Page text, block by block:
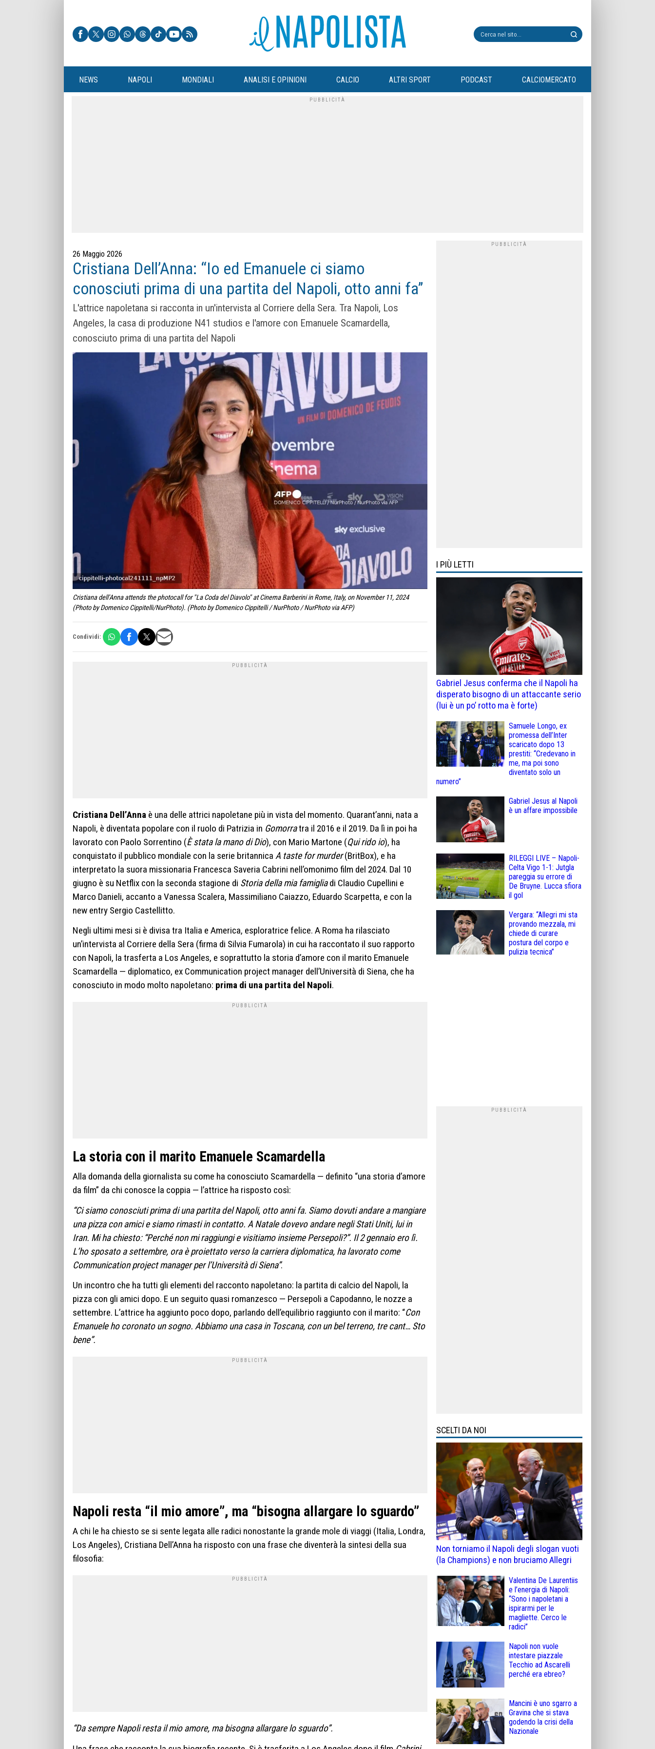
NEWS NAPOLI MONDIALI ANALISI E OPINIONI CALCIO ALTRI SPORT PODCAST CALCIOMERCATO
26 Maggio 2026
Cristiana Dell’Anna: “Io ed Emanuele ci siamo
conosciuti prima di una partita del Napoli, otto anni fa”
L'attrice napoletana si racconta in un'intervista al Corriere della Sera. Tra Napoli, Los
Angeles, la casa di produzione N41 studios e l'amore con Emanuele Scamardella,
conosciuto prima di una partita del Napoli
Cristiana dell'Anna attends the photocall for ''La Coda del Diavolo'' at Cinema Barberini in Rome, Italy, on November 11, 2024
(Photo by Domenico Cippitelli/NurPhoto). (Photo by Domenico Cippitelli / NurPhoto / NurPhoto via AFP)
Condividi:
Cristiana Dell’Anna è una delle attrici napoletane più in vista del momento. Quarant’anni, nata a
Napoli, è diventata popolare con il ruolo di Patrizia in Gomorratra il 2016 e il 2019. Da lì in poi ha
lavorato con Paolo Sorrentino (È stata la mano di Dio), con Mario Martone (Qui rido io), ha
conquistato il pubblico mondiale con la serie britannica A taste for murder(BritBox), e ha
interpretato la suora missionaria Francesca Saveria Cabrini nell’omonimo film del 2024. Dal 10
giugno è su Netflix con la seconda stagione di Storia della mia famigliadi Claudio Cupellini e
Marco Danieli, accanto a Vanessa Scalera, Massimiliano Caiazzo, Eduardo Scarpetta, e con la
new entry Sergio Castellitto.
Negli ultimi mesi si è divisa tra Italia e America, esploratrice felice. A Roma ha rilasciato
un’intervista al Corriere della Sera (firma di Silvia Fumarola) in cui ha raccontato il suo rapporto
con Napoli, la trasferta a Los Angeles, e soprattutto la storia d’amore con il marito Emanuele
Scamardella — diplomatico, ex Communication project manager dell’Università di Siena, che ha
conosciuto in modo molto napoletano: prima di una partita del Napoli.
La storia con il marito Emanuele Scamardella
Alla domanda della giornalista su come ha conosciuto Scamardella — definito “una storia d’amore
da film” da chi conosce la coppia — l’attrice ha risposto così:
“Ci siamo conosciuti prima di una partita del Napoli, otto anni fa. Siamo dovuti andare a mangiare
una pizza con amici e siamo rimasti in contatto. A Natale dovevo andare negli Stati Uniti, lui in
Iran. Mi ha chiesto: “Perché non mi raggiungi e visitiamo insieme Persepoli?”. Il 2 gennaio ero lì.
L’ho sposato a settembre, ora è proiettato verso la carriera diplomatica, ha lavorato come
Communication project manager per l’Università di Siena”.
Un incontro che ha tutti gli elementi del racconto napoletano: la partita di calcio del Napoli, la
pizza con gli amici dopo. E un seguito quasi romanzesco — Persepoli a Capodanno, le nozze a
settembre. L’attrice ha aggiunto poco dopo, parlando dell’equilibrio raggiunto con il marito: “Con
Emanuele ho coronato un sogno. Abbiamo una casa in Toscana, con un bel terreno, tre cant… Sto
bene”.
Napoli resta “il mio amore”, ma “bisogna allargare lo sguardo”
A chi le ha chiesto se si sente legata alle radici nonostante la grande mole di viaggi (Italia, Londra,
Los Angeles), Cristiana Dell’Anna ha risposto con una frase che diventerà la sintesi della sua
filosofia:
“Da sempre Napoli resta il mio amore, ma bisogna allargare lo sguardo”.
I PIÙ LETTI
Gabriel Jesus conferma che il Napoli ha
disperato bisogno di un attaccante serio
(lui è un po’ rotto ma è forte)
Samuele Longo, ex
promessa dell’Inter
scaricato dopo 13
prestiti: “Credevano in
me, ma poi sono
diventato solo un
numero”
Gabriel Jesus al Napoli
è un affare impossibile
RILEGGI LIVE – Napoli-
Celta Vigo 1-1: Jutgla
pareggia su errore di
De Bruyne. Lucca sfiora
il gol
Vergara: “Allegri mi sta
provando mezzala, mi
chiede di curare
postura del corpo e
pulizia tecnica”
SCELTI DA NOI
Non torniamo il Napoli degli slogan vuoti
(la Champions) e non bruciamo Allegri
Valentina De Laurentiis
e l’energia di Napoli:
“Sono i napoletani a
ispirarmi per le
magliette. Cerco le
radici”
Napoli non vuole
intestare piazzale
Tecchio ad Ascarelli
perché era ebreo?
Mancini è uno sgarro a
Gravina che si stava
godendo la crisi della
Nazionale